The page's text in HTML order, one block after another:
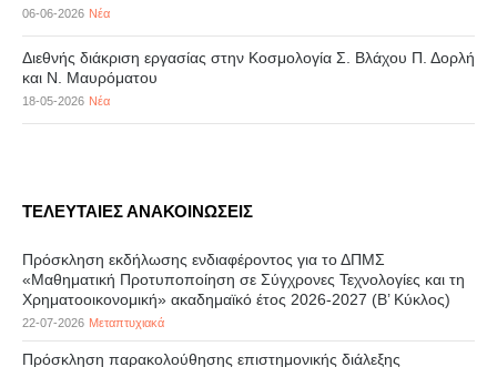
06-06-2026 Νέα
Διεθνής διάκριση εργασίας στην Κοσμολογία Σ. Βλάχου Π. Δορλή
και Ν. Μαυρόματου
18-05-2026 Νέα
ΤΕΛΕΥΤΑΙΕΣ ΑΝΑΚΟΙΝΩΣΕΙΣ
Πρόσκληση εκδήλωσης ενδιαφέροντος για το ΔΠΜΣ
«Μαθηματική Προτυποποίηση σε Σύγχρονες Τεχνολογίες και τη
Χρηματοοικονομική» ακαδημαϊκό έτος 2026-2027 (B’ Kύκλος)
22-07-2026 Μεταπτυχιακά
Πρόσκληση παρακολούθησης επιστημονικής διάλεξης